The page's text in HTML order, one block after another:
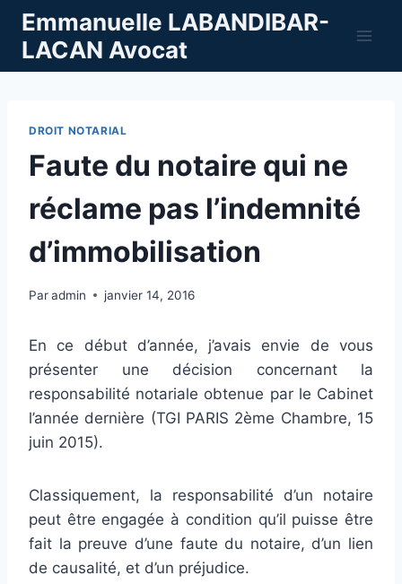
Aller
contenu
Emmanuelle LABANDIBAR-
LACAN Avocat
DROIT NOTARIAL
Faute du notaire qui ne
réclame pas l’indemnité
d’immobilisation
Paradmin janvier 14, 2016
En ce début d’année, j’avais envie de vous
présenter une décision concernant la
responsabilité notariale obtenue par le Cabinet
l’année dernière (TGI PARIS 2ème Chambre, 15
juin 2015).
Classiquement, la responsabilité d’un notaire
peut être engagée à condition qu’il puisse être
fait la preuve d’une faute du notaire, d’un lien
de causalité, et d’un préjudice.